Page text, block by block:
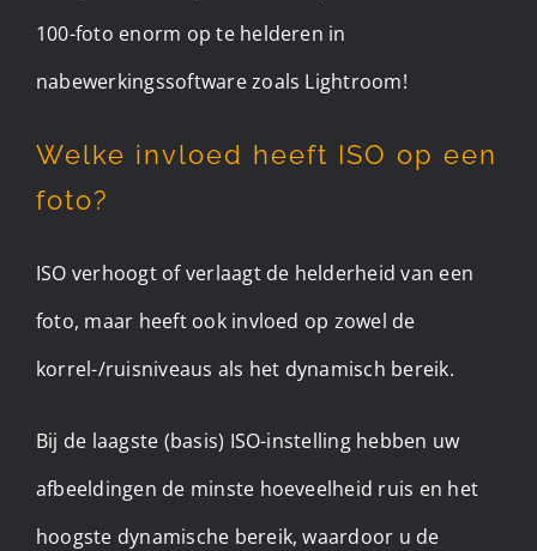
100-foto enorm op te helderen in
nabewerkingssoftware zoals Lightroom!
Welke invloed heeft ISO op een
foto?
ISO verhoogt of verlaagt de helderheid van een
foto, maar heeft ook invloed op zowel de
korrel-/ruisniveaus als het dynamisch bereik.
Bij de laagste (basis) ISO-instelling hebben uw
afbeeldingen de minste hoeveelheid ruis en het
hoogste dynamische bereik, waardoor u de